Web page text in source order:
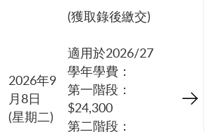
2026年9
月8日
(星期二)
(獲取錄後繳交)
適用於2026/27
學年學費：
第一階段：
$24,300
第二階段：